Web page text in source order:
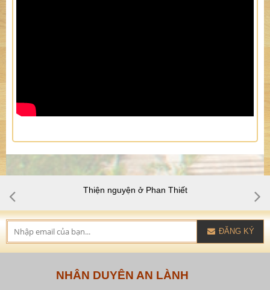
Thiện nguyện ở Phan Thiết
ĐĂNG KÝ
NHÂN DUYÊN AN LÀNH